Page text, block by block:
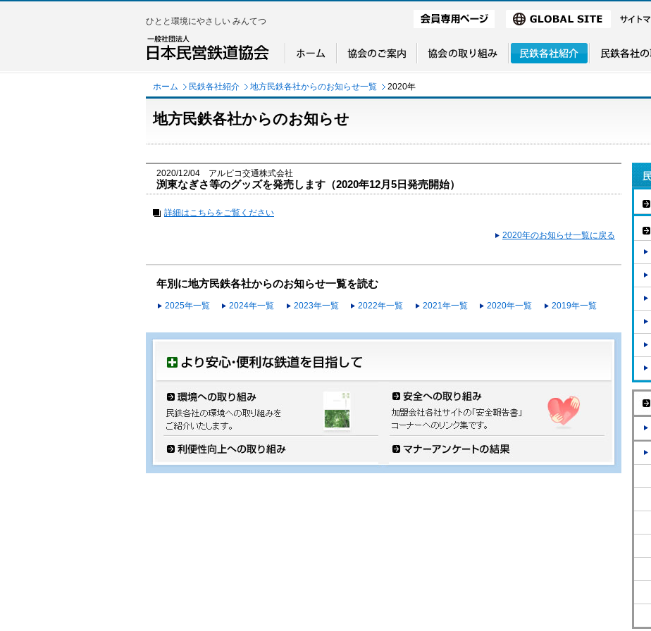
ひとと環境にやさしい みんてつ
ホーム 民鉄各社紹介 地方民鉄各社からのお知らせ一覧 2020年
地方民鉄各社からのお知らせ
2020/12/04 アルピコ交通株式会社
渕東なぎさ等のグッズを発売します（2020年12月5日発売開始）
詳細はこちらをご覧ください
2020年のお知らせ一覧に戻る
年別に地方民鉄各社からのお知らせ一覧を読む
2025年一覧 2024年一覧 2023年一覧 2022年一覧 2021年一覧 2020年一覧 2019年一覧